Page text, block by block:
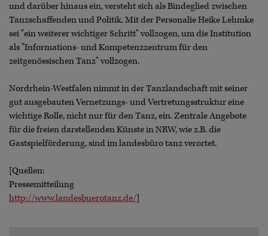
und darüber hinaus ein, versteht sich als Bindeglied zwischen
Tanzschaffenden und Politik. Mit der Personalie Heike Lehmke
sei "ein weiterer wichtiger Schritt" vollzogen, um die Institution
als "Informations- und Kompetenzzentrum für den
zeitgenössischen Tanz" vollzogen.
Nordrhein-Westfalen nimmt in der Tanzlandschaft mit seiner
gut ausgebauten Vernetzungs- und Vertretungsstruktur eine
wichtige Rolle, nicht nur für den Tanz, ein. Zentrale Angebote
für die freien darstellenden Künste in NRW, wie z.B. die
Gastspielförderung, sind im landesbüro tanz verortet.
[Quellen:
Pressemitteilung
http://www.landesbuerotanz.de/]